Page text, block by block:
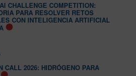
CHALLENGE COMPETITION:
PARA RESOLVER RETOS
CON INTELIGENCIA ARTIFICIAL
CALL 2026: HIDRÓGENO PARA